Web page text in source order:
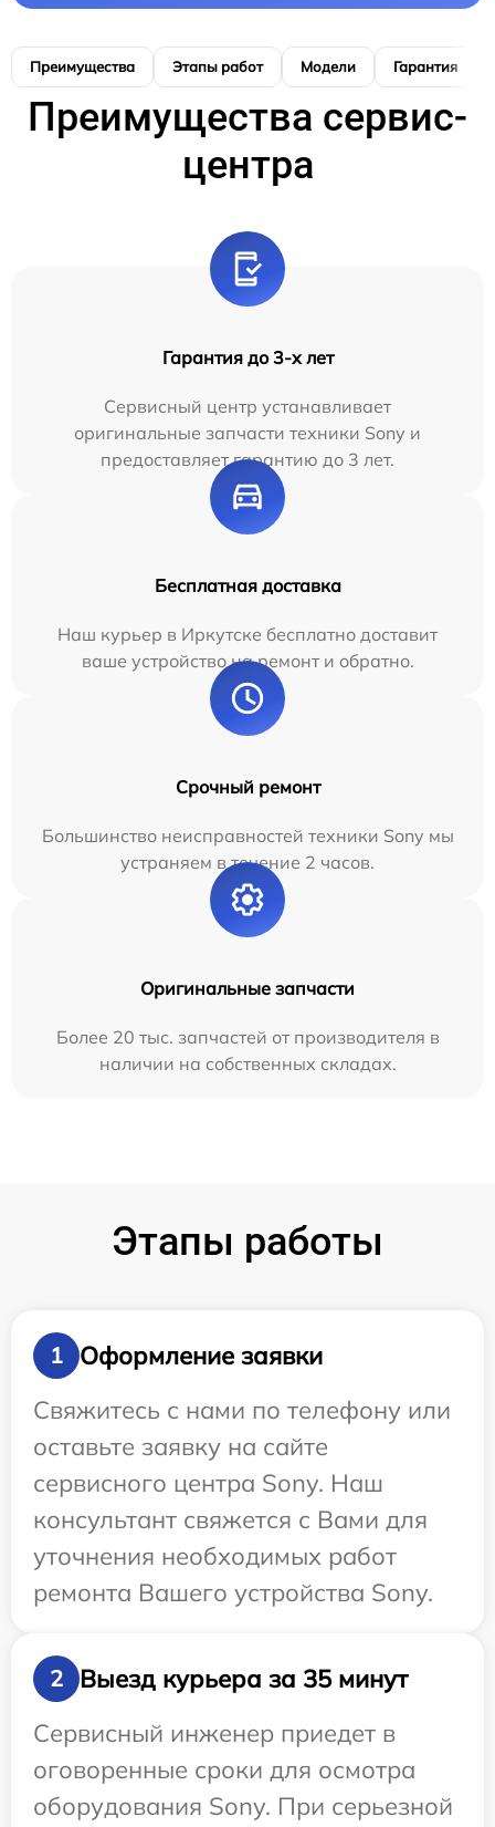
Преимущества Этапы работ Модели Гарантия
Преимущества сервис-
центра
Гарантия до 3-х лет
Сервисный центр устанавливает
оригинальные запчасти техники Sony и
предоставляет гарантию до 3 лет.
Бесплатная доставка
Наш курьер в Иркутске бесплатно доставит
ваше устройство на ремонт и обратно.
Срочный ремонт
Большинство неисправностей техники Sony мы
устраняем в течение 2 часов.
Оригинальные запчасти
Более 20 тыс. запчастей от производителя в
наличии на собственных складах.
Этапы работы
1
Оформление заявки
Свяжитесь с нами по телефону или
оставьте заявку на сайте
сервисного центра Sony. Наш
консультант свяжется с Вами для
уточнения необходимых работ
ремонта Вашего устройства Sony.
2
Выезд курьера за 35 минут
Сервисный инженер приедет в
оговоренные сроки для осмотра
оборудования Sony. При серьезной